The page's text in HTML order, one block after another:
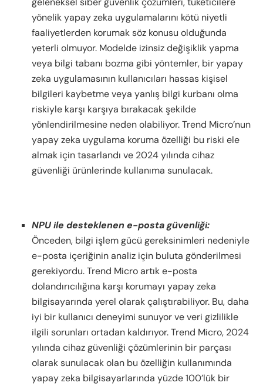
yönelik yapay zeka uygulamalarını kötü niyetli
faaliyetlerden korumak söz konusu olduğunda
yeterli olmuyor. Modelde izinsiz değişiklik yapma
veya bilgi tabanı bozma gibi yöntemler, bir yapay
zeka uygulamasının kullanıcıları hassas kişisel
bilgileri kaybetme veya yanlış bilgi kurbanı olma
riskiyle karşı karşıya bırakacak şekilde
yönlendirilmesine neden olabiliyor. Trend Micro’nun
yapay zeka uygulama koruma özelliği bu riski ele
almak için tasarlandı ve 2024 yılında cihaz
güvenliği ürünlerinde kullanıma sunulacak.
NPU ile desteklenen e-posta güvenliği:
Önceden, bilgi işlem gücü gereksinimleri nedeniyle
e-posta içeriğinin analiz için buluta gönderilmesi
gerekiyordu. Trend Micro artık e-posta
dolandırıcılığına karşı korumayı yapay zeka
bilgisayarında yerel olarak çalıştırabiliyor. Bu, daha
iyi bir kullanıcı deneyimi sunuyor ve veri gizlilikle
ilgili sorunları ortadan kaldırıyor. Trend Micro, 2024
yılında cihaz güvenliği çözümlerinin bir parçası
olarak sunulacak olan bu özelliğin kullanımında
yapay zeka bilgisayarlarında yüzde 100’lük bir